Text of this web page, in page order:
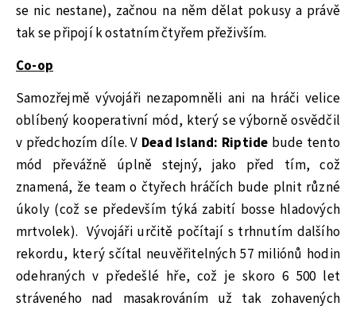
se nic nestane), začnou na něm dělat pokusy a právě
tak se připojí k ostatním čtyřem přeživším.
Co-op
Samozřejmě vývojáři nezapomněli ani na hráči velice
oblíbený kooperativní mód, který se výborně osvědčil
v předchozím díle. V Dead Island: Riptide bude tento
mód převážně úplně stejný, jako před tím, což
znamená, že team o čtyřech hráčích bude plnit různé
úkoly (což se především týká zabití bosse hladových
mrtvolek). Vývojáři určitě počítají s trhnutím dalšího
rekordu, který sčítal neuvěřitelných 57 miliónů hodin
odehraných v předešlé hře, což je skoro 6 500 let
stráveného nad masakrováním už tak zohavených